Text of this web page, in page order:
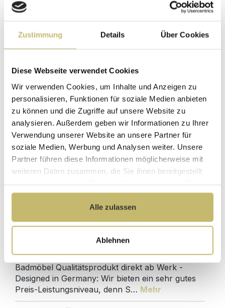
Zustimmung Details Über Cookies
Diese Webseite verwendet Cookies
Wir verwenden Cookies, um Inhalte und Anzeigen zu
personalisieren, Funktionen für soziale Medien anbieten
zu können und die Zugriffe auf unsere Website zu
analysieren. Außerdem geben wir Informationen zu Ihrer
Verwendung unserer Website an unsere Partner für
soziale Medien, Werbung und Analysen weiter. Unsere
Partner führen diese Informationen möglicherweise mit
weiteren Daten zusammen, die Sie ihnen bereitgestellt
gesammelt haben.
Alle zulassen
Ablehnen
Hochwertige
Materialien
Herstellerpreis
ohne
Zwischenhändler
Kundenbetreuung
mit bester
Bewertung
Gut verpackt für
beschädigungsfreie
Lieferung
Designed in
Germany
1 Monat risikofreies
Rückgaberecht
Produktdetails
Badmöbel Qualitätsprodukt direkt ab Werk -
Designed in Germany: Wir bieten ein sehr gutes
Preis-Leistungsniveau, denn S… Mehr